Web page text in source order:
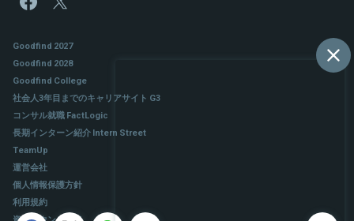
Goodfind 2027
Goodfind 2028
Goodfind College
社会人3年目までのキャリアサイト G3
コンサル就職 FactLogic
長期インターン紹介 Intern Street
TeamUp
運営会社
個人情報保護方針
利用規約